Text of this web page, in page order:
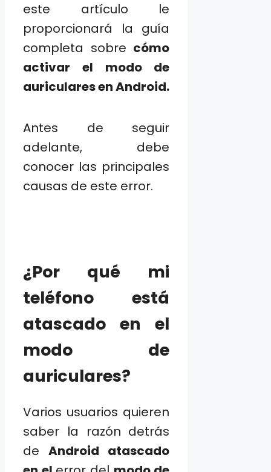
este artículo le
proporcionará la guía
completa sobre cómo
activar el modo de
auriculares en Android.
Antes de seguir
adelante, debe
conocer las principales
causas de este error.
¿Por qué mi
teléfono está
atascado en el
modo de
auriculares?
Varios usuarios quieren
saber la razón detrás
deAndroid atascado